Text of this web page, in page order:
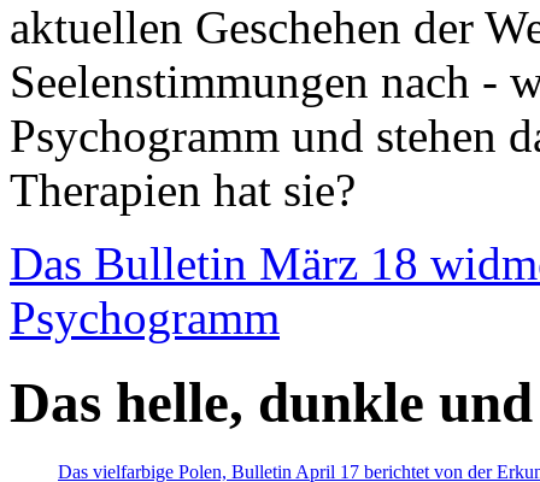
aktuellen Geschehen der
Seelenstimmungen nach -
Psychogramm und stehen
Therapien hat sie?
Das Bulletin März 18
Psychogramm
Das helle, dunkle
Das vielfarbige Polen, Bulletin April 17 berichtet von der